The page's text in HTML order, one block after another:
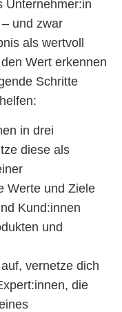
Unternehmer:in
und zwar
als wertvoll
Wert erkennen
Schritte
in drei
diese als
Werte und Ziele
Kund:innen
und
vernetze dich
die